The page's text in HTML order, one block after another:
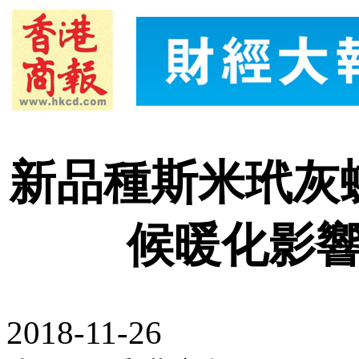
新品種斯米玳灰
候暖化影
2018-11-26